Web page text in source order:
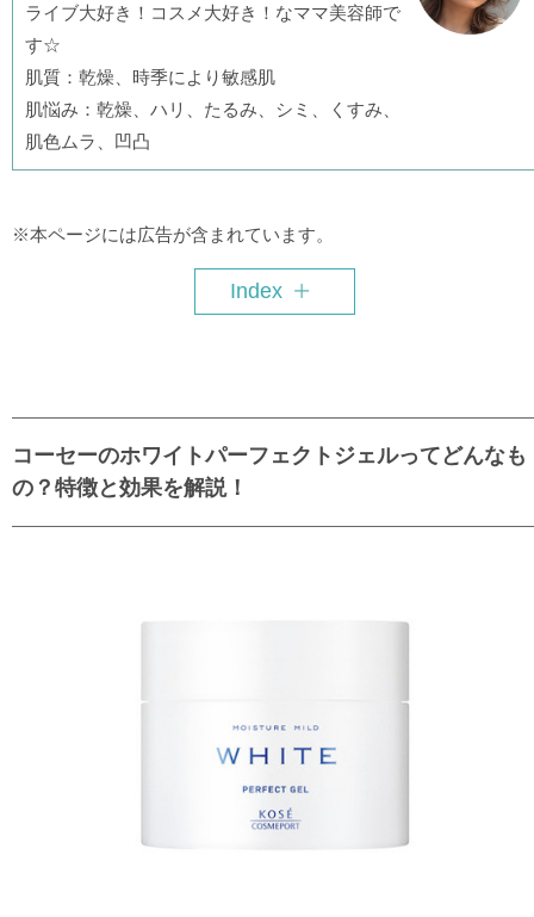
ライブ大好き！コスメ大好き！なママ美容師で
す☆
肌質：乾燥、時季により敏感肌
肌悩み：乾燥、ハリ、たるみ、シミ、くすみ、
肌色ムラ、凹凸
※本ページには広告が含まれています。
Index
コーセーのホワイトパーフェクトジェルってどんなも
の？特徴と効果を解説！